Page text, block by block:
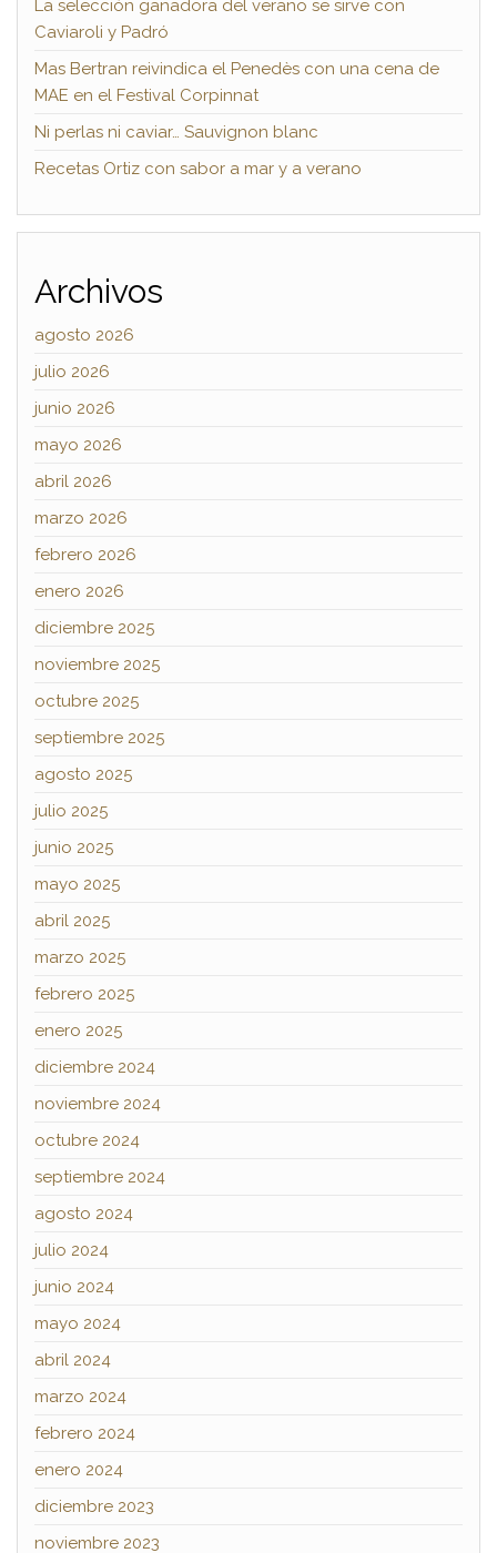
La selección ganadora del verano se sirve con
Caviaroli y Padró
Mas Bertran reivindica el Penedès con una cena de
MAE en el Festival Corpinnat
Ni perlas ni caviar… Sauvignon blanc
Recetas Ortiz con sabor a mar y a verano
Archivos
agosto 2026
julio 2026
junio 2026
mayo 2026
abril 2026
marzo 2026
febrero 2026
enero 2026
diciembre 2025
noviembre 2025
octubre 2025
septiembre 2025
agosto 2025
julio 2025
junio 2025
mayo 2025
abril 2025
marzo 2025
febrero 2025
enero 2025
diciembre 2024
noviembre 2024
octubre 2024
septiembre 2024
agosto 2024
julio 2024
junio 2024
mayo 2024
abril 2024
marzo 2024
febrero 2024
enero 2024
diciembre 2023
noviembre 2023